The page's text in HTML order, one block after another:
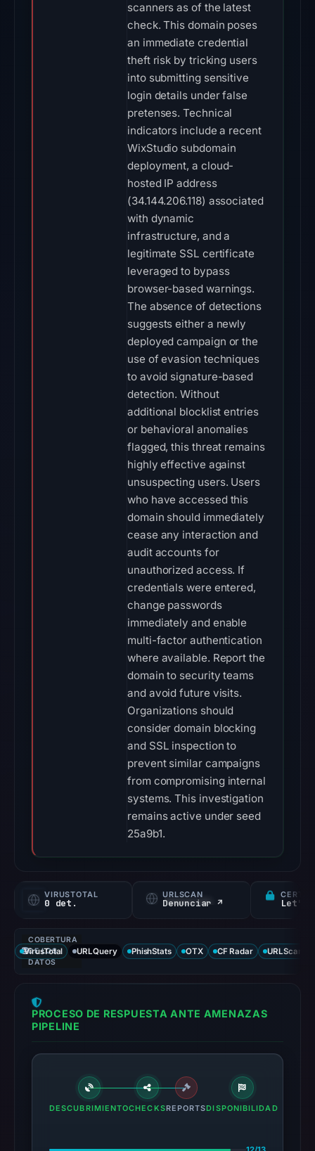
scanners as of the latest
check. This domain poses
an immediate credential
theft risk by tricking users
into submitting sensitive
login details under false
pretenses. Technical
indicators include a recent
WixStudio subdomain
deployment, a cloud-
hosted IP address
(34.144.206.118) associated
with dynamic
infrastructure, and a
legitimate SSL certificate
leveraged to bypass
browser-based warnings.
The absence of detections
suggests either a newly
deployed campaign or the
use of evasion techniques
to avoid signature-based
detection. Without
additional blocklist entries
or behavioral anomalies
flagged, this threat remains
highly effective against
unsuspecting users. Users
who have accessed this
domain should immediately
cease any interaction and
audit accounts for
unauthorized access. If
credentials were entered,
change passwords
immediately and enable
multi-factor authentication
where available. Report the
domain to security teams
and avoid future visits.
Organizations should
consider domain blocking
and SSL inspection to
prevent similar campaigns
from compromising internal
systems. This investigation
remains active under seed
25a9b1.
VIRUSTOTAL
0 det.
URLSCAN
Denunciar ↗ Let's
COBERTURA
DE LOS
DATOS
VirusTotal URLQuery PhishStats OTX CF Radar URLScan
PROCESO DE RESPUESTA ANTE AMENAZAS
PIPELINE
DESCUBRIMIENTOCHECKSREPORTSDISPONIBILIDAD